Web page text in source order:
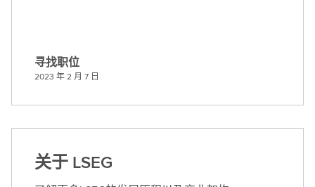
寻
职
寻找职位
2023 年 2 月 7 日
关于 LSEG